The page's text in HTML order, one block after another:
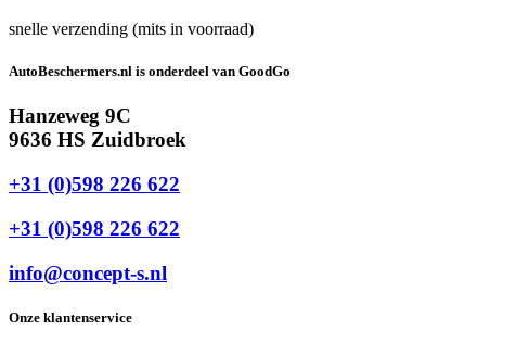
snelle verzending (mits in voorraad)
AutoBeschermers.nl is onderdeel van GoodGo
Hanzeweg 9C
9636 HS Zuidbroek
+31 (0)598 226 622
+31 (0)598 226 622
info@concept-s.nl
Onze klantenservice